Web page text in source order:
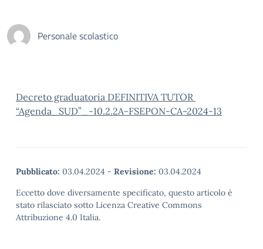
Personale scolastico
Decreto graduatoria DEFINITIVA TUTOR
“Agenda_SUD”_-10.2.2A-FSEPON-CA-2024-13
Pubblicato: 03.04.2024 - Revisione: 03.04.2024
Eccetto dove diversamente specificato, questo articolo è
stato rilasciato sotto Licenza Creative Commons
Attribuzione 4.0 Italia.